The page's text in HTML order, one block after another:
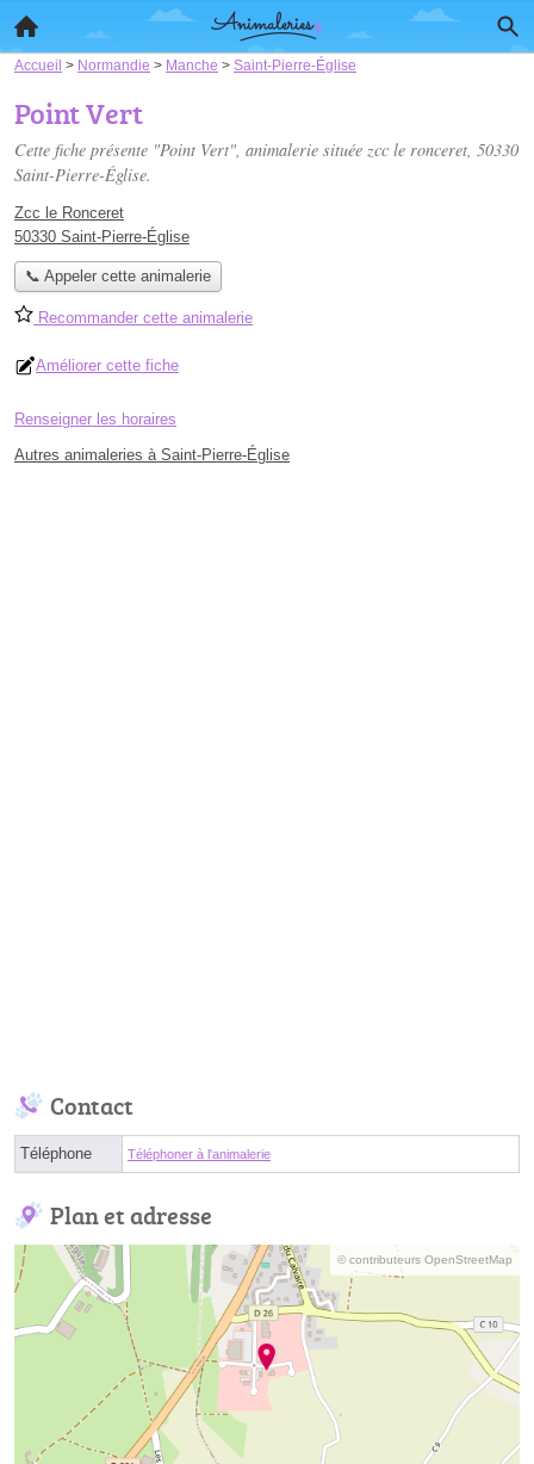
Accueil > Normandie > Manche > Saint-Pierre-Église
Point Vert
Cette fiche présente "Point Vert", animalerie située zcc le ronceret, 50330
Saint-Pierre-Église.
Zcc le Ronceret
50330 Saint-Pierre-Église
📞 Appeler cette animalerie
Recommander cette animalerie
Améliorer cette fiche
Renseigner les horaires
Autres animaleries à Saint-Pierre-Église
Contact
Téléphone Téléphoner à l'animalerie
Plan et adresse
© contributeurs OpenStreetMap